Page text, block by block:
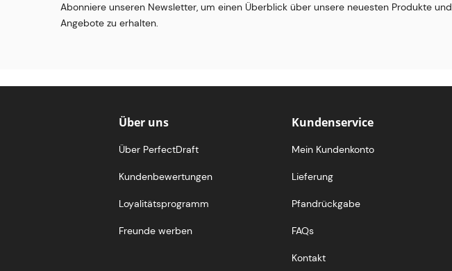
Abonniere unseren Newsletter, um einen Überblick über unsere neuesten Produkte und
Angebote zu erhalten.
Über uns
Über PerfectDraft
Kundenbewertungen
Loyalitätsprogramm
Freunde werben
Kundenservice
Mein Kundenkonto
Lieferung
Pfandrückgabe
FAQs
Kontakt